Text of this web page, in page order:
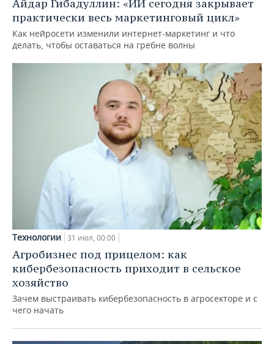
Айдар Гибадуллин: «ИИ сегодня закрывает
практически весь маркетинговый цикл»
Как нейросети изменили интернет-маркетинг и что
делать, чтобы оставаться на гребне волны
Технологии 31 июл, 00:00
Агробизнес под прицелом: как
кибербезопасность приходит в сельское
хозяйство
Зачем выстраивать кибербезопасность в агросекторе и с
чего начать